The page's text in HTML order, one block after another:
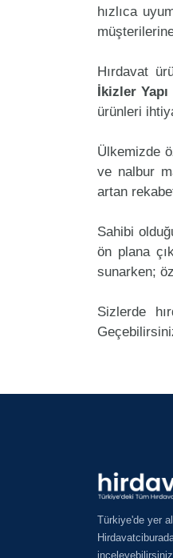
hızlıca
Hırdavat
İkizler
ürünleri
Ülkemizde
ve nalbur
artan
Sahibi
ön plana
sunarken;
Sizlerde
Türkiye'de yer
inceleyebilirsiniz.